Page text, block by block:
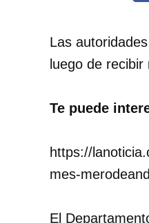
Las
luego de
Te puede
https://
mes-
El